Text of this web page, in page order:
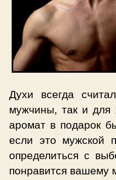
Духи всегда
мужчины, так и
аромат в подарок
если это мужской
определиться с
понравится вашему